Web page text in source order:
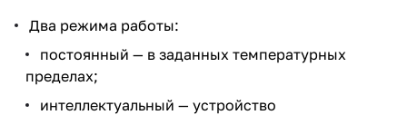
Два режима работы:
постоянный — в заданных температурных
пределах;
интеллектуальный — устройство